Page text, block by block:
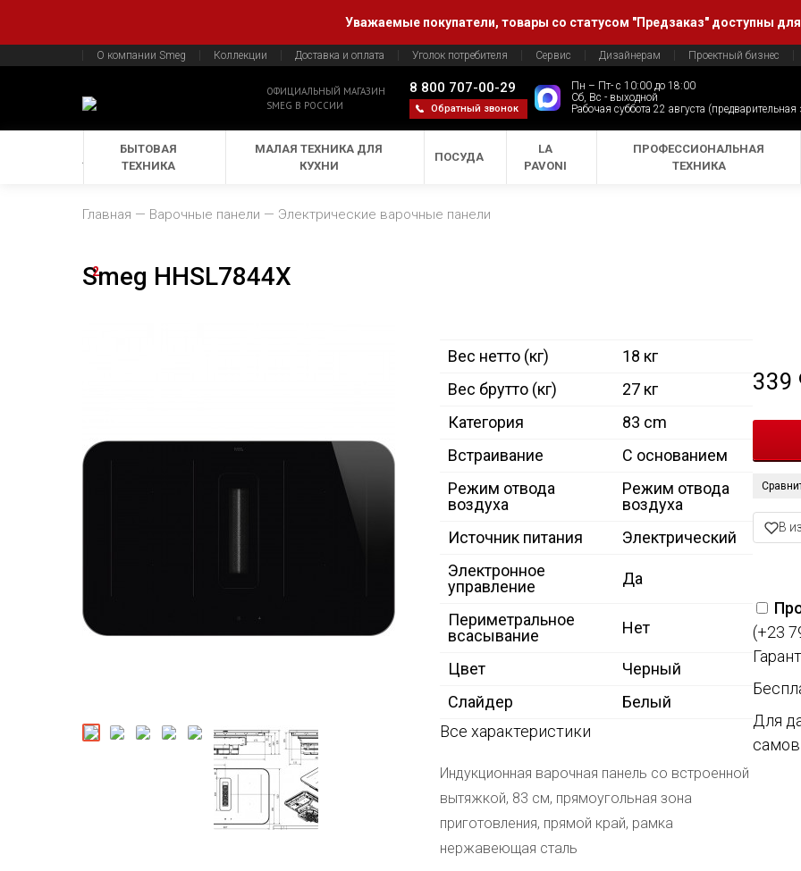
Уважаемые покупатели, товары со статусом "Предзаказ" доступны для
О компании Smeg Коллекции Доставка и оплата Уголок потребителя Сервис Дизайнерам Проектный бизнес
ОФИЦИАЛЬНЫЙ МАГАЗИН
SMEG В РОССИИ
8 800 707-00-29
Обратный звонок
Пн – Пт- с 10:00 до 18:00
Сб, Вс - выходной
Рабочая суббота 22 августа (предварительная
БЫТОВАЯ
ТЕХНИКА
МАЛАЯ ТЕХНИКА ДЛЯ
КУХНИ
ПОСУДА
LA
PAVONI
ПРОФЕССИОНАЛЬНАЯ
ТЕХНИКА
Главная Варочные панели Электрические варочные панели
Smeg HHSL7844X
Вес нетто (кг)
18 кг
Вес брутто (кг)
27 кг
Категория
83 cm
Встраивание
С основанием
Режим отвода
воздуха
Режим отвода
воздуха
Источник питания
Электрический
Электронное
управление
Да
Периметральное
всасывание
Нет
Цвет
Черный
Слайдер
Белый
Все характеристики
Индукционная варочная панель со встроенной
вытяжкой, 83 см, прямоугольная зона
приготовления, прямой край, рамка
нержавеющая сталь
339
В
(+23
2
Для